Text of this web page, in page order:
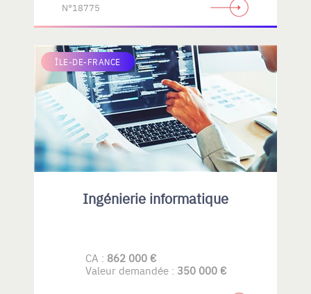
N°18775
ÎLE-DE-FRANCE
Ingénierie informatique
CA : 862 000 €
Valeur demandée : 350 000 €